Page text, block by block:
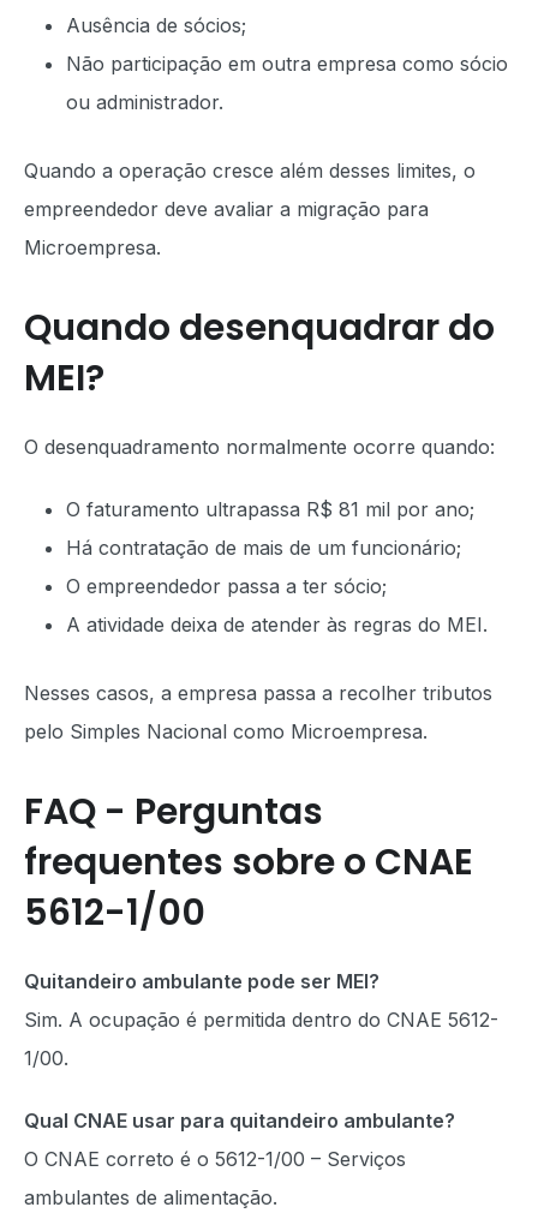
Ausência de sócios;
Não participação em outra empresa como sócio
ou administrador.
Quando a operação cresce além desses limites, o
empreendedor deve avaliar a migração para
Microempresa.
Quando desenquadrar do
MEI?
O desenquadramento normalmente ocorre quando:
O faturamento ultrapassa R$ 81 mil por ano;
Há contratação de mais de um funcionário;
O empreendedor passa a ter sócio;
A atividade deixa de atender às regras do MEI.
Nesses casos, a empresa passa a recolher tributos
pelo Simples Nacional como Microempresa.
FAQ - Perguntas
frequentes sobre o CNAE
5612-1/00
Quitandeiro ambulante pode ser MEI?
Sim. A ocupação é permitida dentro do CNAE 5612-
1/00.
Qual CNAE usar para quitandeiro ambulante?
O CNAE correto é o 5612-1/00 – Serviços
ambulantes de alimentação.